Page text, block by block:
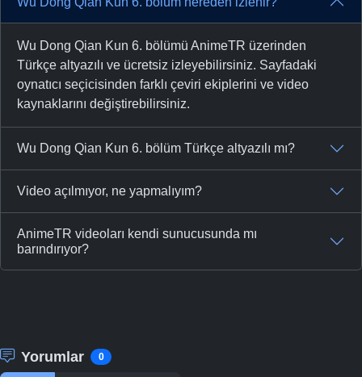
Wu Dong Qian Kun 6. bölümü AnimeTR üzerinden
Türkçe altyazılı ve ücretsiz izleyebilirsiniz. Sayfadaki
oynatıcı seçicisinden farklı çeviri ekiplerini ve video
kaynaklarını değiştirebilirsiniz.
Wu Dong Qian Kun 6. bölüm Türkçe altyazılı mı?
Video açılmıyor, ne yapmalıyım?
AnimeTR videoları kendi sunucusunda mı
barındırıyor?
Yorumlar 0